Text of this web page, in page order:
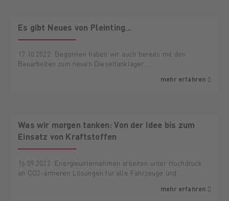
Es gibt Neues von Pleinting...
17.10.2022: Begonnen haben wir auch bereits mit den
Bauarbeiten zum neuen Dieseltanklager. …
mehr erfahren
Was wir morgen tanken: Von der Idee bis zum
Einsatz von Kraftstoffen
16.09.2022: Energieunternehmen arbeiten unter Hochdruck
an CO2-ärmeren Lösungen für alle Fahrzeuge und …
mehr erfahren